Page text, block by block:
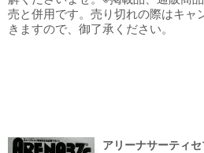
売と併用です。売り切れの際はキャ
きますので、御了承ください。
アリーナサーティ